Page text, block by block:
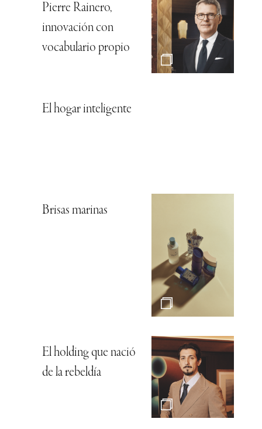
Pierre Rainero,
innovación con
vocabulario propio
El hogar inteligente
Brisas marinas
El holding que nació
de la rebeldía